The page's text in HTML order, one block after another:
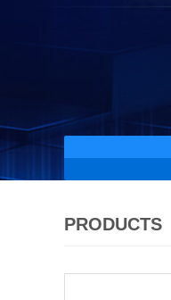
PRODUCTS